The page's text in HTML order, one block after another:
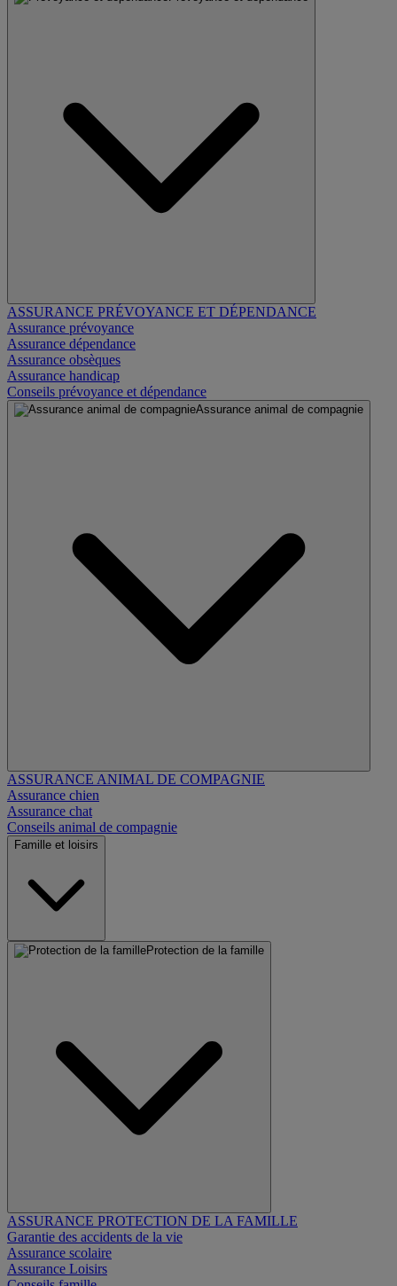
ASSURANCE PRÉVOYANCE ET DÉPENDANCE
Assurance prévoyance
Assurance dépendance
Assurance obsèques
Assurance handicap
Conseils prévoyance et dépendance
Assurance animal de compagnie
ASSURANCE ANIMAL DE COMPAGNIE
Assurance chien
Assurance chat
Conseils animal de compagnie
Famille et loisirs
Protection de la famille
ASSURANCE PROTECTION DE LA FAMILLE
Garantie des accidents de la vie
Assurance scolaire
Assurance Loisirs